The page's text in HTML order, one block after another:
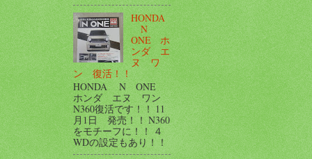
HONDA
N
ONE ホ
ンダ エ
ヌ ワ
ン 復活！！
HONDA N ONE
ホンダ エヌ ワン
N360復活です！！ 11
月1日 発売！！ N360
をモチーフに！！ ４
WDの設定もあり！！